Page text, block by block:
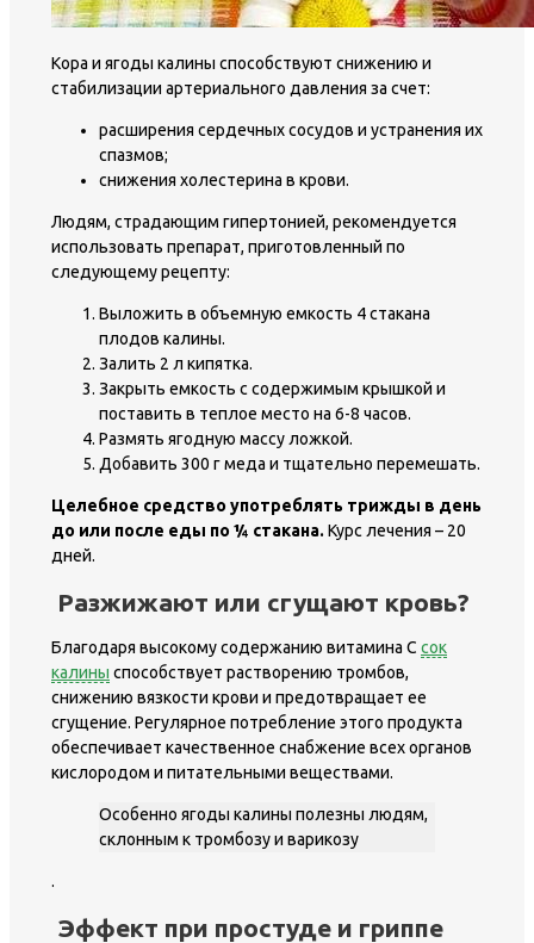
Кора и ягоды калины способствуют снижению и
стабилизации артериального давления за счет:
расширения сердечных сосудов и устранения их
спазмов;
снижения холестерина в крови.
Людям, страдающим гипертонией, рекомендуется
использовать препарат, приготовленный по
следующему рецепту:
Выложить в объемную емкость 4 стакана
плодов калины.
Залить 2 л кипятка.
Закрыть емкость с содержимым крышкой и
поставить в теплое место на 6-8 часов.
Размять ягодную массу ложкой.
Добавить 300 г меда и тщательно перемешать.
Целебное средство употреблять трижды в день
до или после еды по ¼ стакана. Курс лечения – 20
дней.
Разжижают или сгущают кровь?
Благодаря высокому содержанию витамина С сок
калины способствует растворению тромбов,
снижению вязкости крови и предотвращает ее
сгущение. Регулярное потребление этого продукта
обеспечивает качественное снабжение всех органов
кислородом и питательными веществами.
Особенно ягоды калины полезны людям,
склонным к тромбозу и варикозу
.
Эффект при простуде и гриппе